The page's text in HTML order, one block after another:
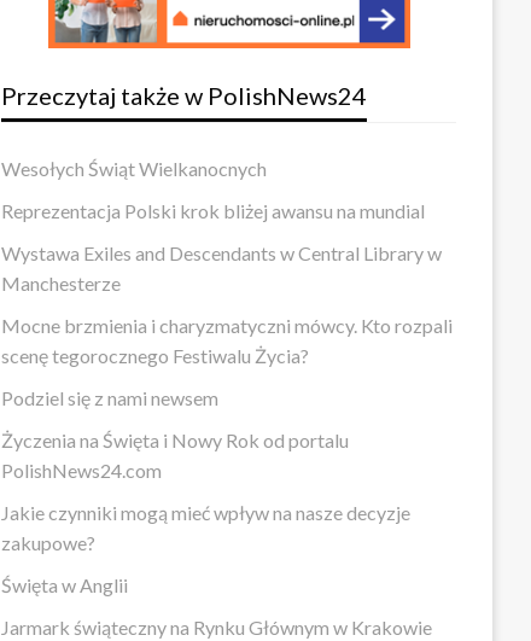
Przeczytaj także w PolishNews24
Wesołych Świąt Wielkanocnych
Reprezentacja Polski krok bliżej awansu na mundial
Wystawa Exiles and Descendants w Central Library w
Manchesterze
Mocne brzmienia i charyzmatyczni mówcy. Kto rozpali
scenę tegorocznego Festiwalu Życia?
Podziel się z nami newsem
Życzenia na Święta i Nowy Rok od portalu
PolishNews24.com
Jakie czynniki mogą mieć wpływ na nasze decyzje
zakupowe?
Święta w Anglii
Jarmark świąteczny na Rynku Głównym w Krakowie